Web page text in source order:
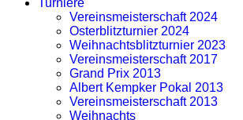
Turniere
Vereinsmeisterschaft 2024
Osterblitzturnier 2024
Weihnachtsblitzturnier 2023
Vereinsmeisterschaft 2017
Grand Prix 2013
Albert Kempker Pokal 2013
Vereinsmeisterschaft 2013
Weihnachts